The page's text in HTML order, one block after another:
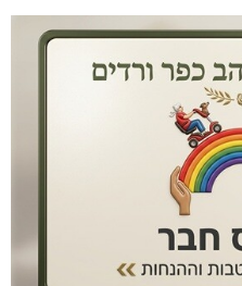
את העובדות ולא להסתפק